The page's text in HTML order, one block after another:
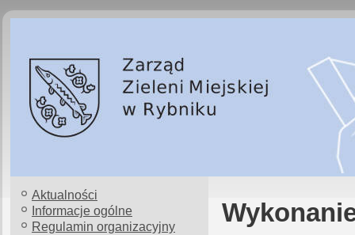
Aktualności
Informacje ogólne
Regulamin organizacyjny